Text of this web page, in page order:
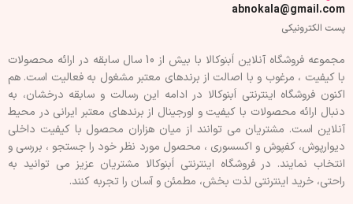
abnokala@gmail.com
پست الکترونیکی
مجموعه فروشگاه آنلاین اَبنوکالا با بیش از 10 سال سابقه در ارائه محصولات
با کيفيت ، مرغوب و با اصالت از برندهای معتبر مشغول به فعاليت است. هم
اکنون فروشگاه اینترنتی اَبنوکالا در ادامه اين رسالت و سابقه درخشان، به
دنبال ارائه محصولات با کيفيت و اورجينال از برندهای معتبر ايرانی در محيط
آنلاين است. مشتريان می توانند از ميان هزاران محصول با کيفيت داخلی
دیوارپوش، کفپوش و اکسسوری ، محصول مورد نظر خود را جستجو ، بررسی و
انتخاب نمايند. در فروشگاه اینترنتی اَبنوکالا مشتريان عزیز می توانيد به
راحتی، خرید اینترنتی لذت بخش، مطمئن و آسان را تجربه کنند.